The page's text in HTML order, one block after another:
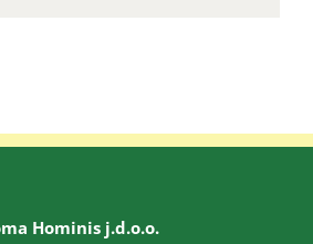
Hominis j.d.o.o.